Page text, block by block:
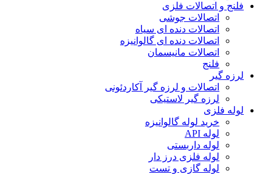
فلنج و اتصالات فلزی
اتصالات جوشی
اتصالات دنده ای سیاه
اتصالات دنده ای گالوانیزه
اتصالات مانیسمان
فلنج
لرزه گیر
اتصالات و لرزه گیر آکاردئونی
لرزه گیر لاستیکی
لوله فلزی
خرید لوله گالوانیزه
لوله API
لوله داربستی
لوله فلزی درز دار
لوله گازی و تست